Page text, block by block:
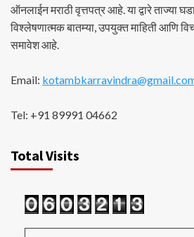
ऑनलाईन मराठी वृत्तपत्र आहे. या द्वारे ताज्या
विश्लेषणात्मक बातम्या, उपयुक्त माहिती आणि
समावेश आहे.
Email:
Tel: +91 89991 04662
Total Visits